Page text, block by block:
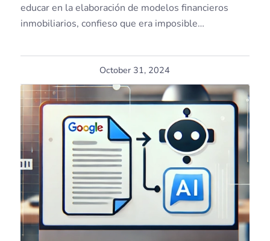
educar en la elaboración de modelos financieros
inmobiliarios, confieso que era imposible…
October 31, 2024